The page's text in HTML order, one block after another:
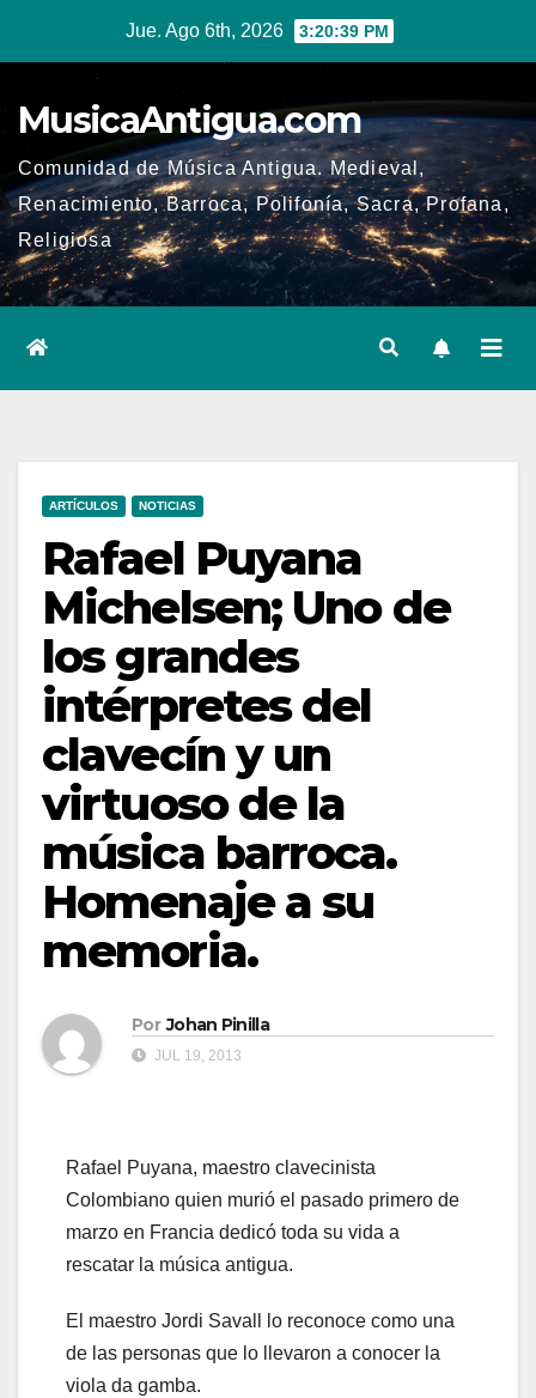
Jue. Ago 6th, 2026 3:20:40 PM
MusicaAntigua.com
Comunidad de Música Antigua. Medieval,
Renacimiento, Barroca, Polifonía, Sacra, Profana,
Religiosa
ARTÍCULOS NOTICIAS
Rafael Puyana
Michelsen; Uno de
los grandes
intérpretes del
clavecín y un
virtuoso de la
música barroca.
Homenaje a su
memoria.
Por Johan Pinilla
JUL 19, 2013
Rafael Puyana, maestro clavecinista
Colombiano quien murió el pasado primero de
marzo en Francia dedicó toda su vida a
rescatar la música antigua.
El maestro Jordi Savall lo reconoce como una
de las personas que lo llevaron a conocer la
viola da gamba.